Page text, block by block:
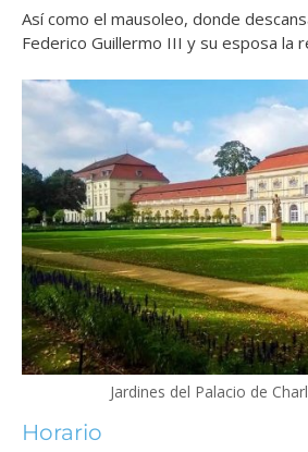
Así como el mausoleo, donde
Federico Guillermo III y su esposa la
Jardines del Palacio de
Horario